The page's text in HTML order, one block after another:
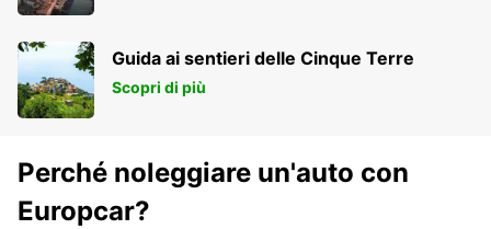
Guida ai sentieri delle Cinque Terre
Scopri di più
Perché noleggiare un'auto con
Europcar?